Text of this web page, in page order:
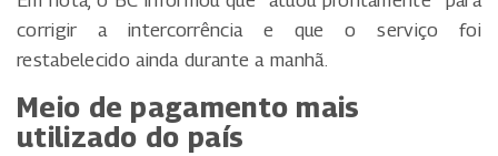
corrigir a intercorrência e que o serviço foi
restabelecido ainda durante a manhã.
Meio de pagamento mais
utilizado do país